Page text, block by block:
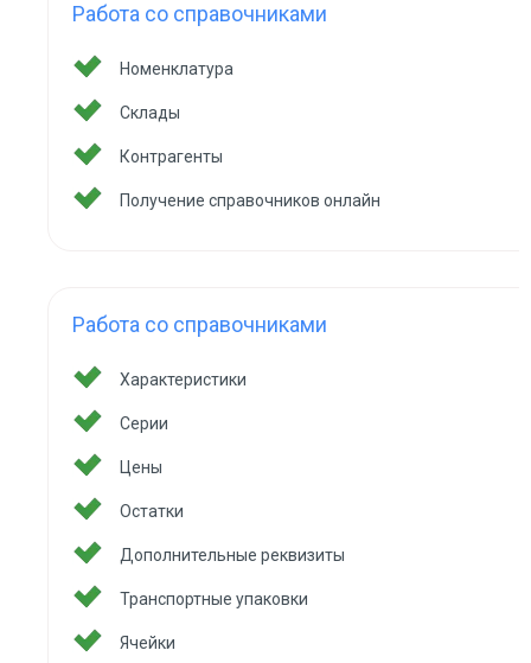
Работа со справочниками
Номенклатура
Склады
Контрагенты
Получение справочников онлайн
Работа со справочниками
Характеристики
Серии
Цены
Остатки
Дополнительные реквизиты
Транспортные упаковки
Ячейки